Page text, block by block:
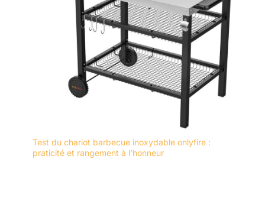
Test du chariot barbecue inoxydable onlyfire :
praticité et rangement à l’honneur